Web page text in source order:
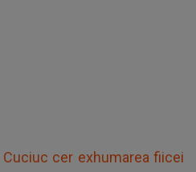
Cuciuc cer exhumarea fiicei